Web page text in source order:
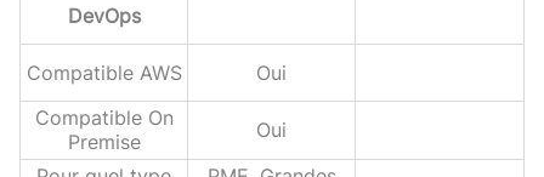
DevOps
Compatible AWS
Oui
Compatible On
Premise
Oui